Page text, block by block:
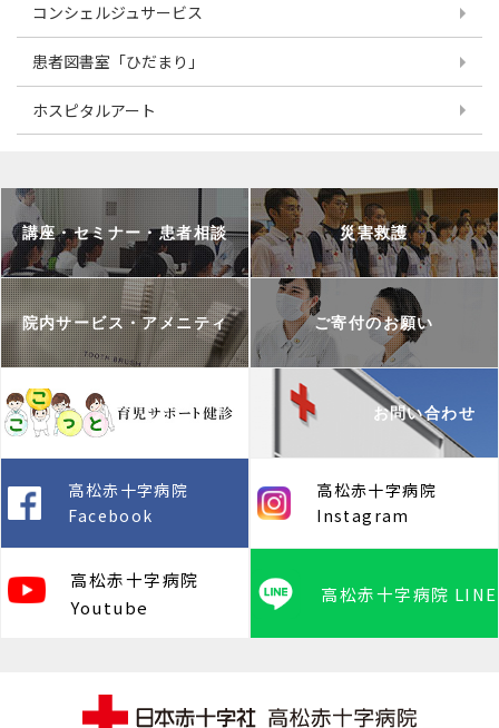
コンシェルジュサービス
患者図書室「ひだまり」
ホスピタルアート
講座・セミナー・患者相談 災害救護
院内サービス・アメニティ ご寄付のお願い
お問い合わせ
高松赤十字病院
Facebook
高松赤十字病院
Instagram
高松赤十字病院
Youtube
高松赤十字病院 LINE